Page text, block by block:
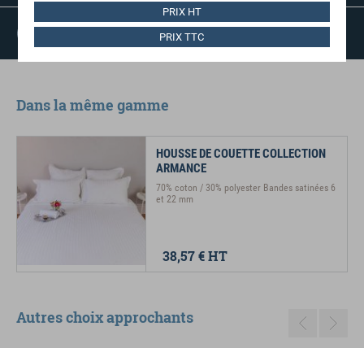
SATISFAIT OU
Dans la même gamme
HOUSSE DE COUETTE COLLECTION
ARMANCE
70% coton / 30% polyester Bandes satinées 6
et 22 mm
38,57 €HT
Autres choix approchants
PreviousNext
PRIX HT
PRIX TTC